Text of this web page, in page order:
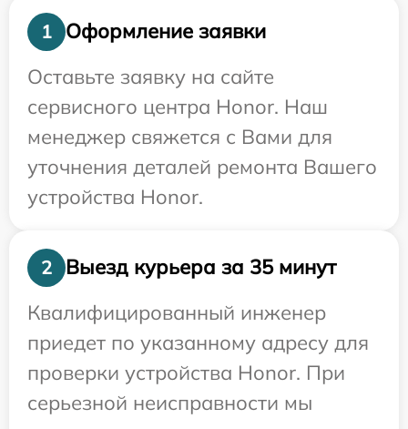
1
Оформление заявки
Оставьте заявку на сайте
сервисного центра Honor. Наш
менеджер свяжется с Вами для
уточнения деталей ремонта Вашего
устройства Honor.
2
Выезд курьера за 35 минут
Квалифицированный инженер
приедет по указанному адресу для
проверки устройства Honor. При
серьезной неисправности мы